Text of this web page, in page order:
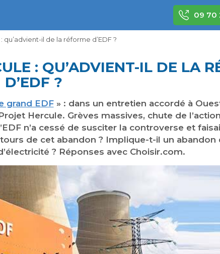
09 70
il de la réforme d’EDF ?
: QU’ADVIENT-IL DE LA
D’EDF ?
grand EDF» : dans un entretien accordé à
Hercule. Grèves massives, chute de
n’a cessé de susciter la controverse et
de cet abandon ? Implique-t-il un abandon
? Réponses avec Choisir.com.